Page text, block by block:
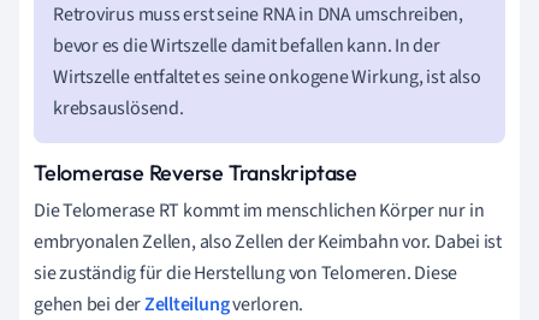
Retrovirus muss erst seine RNA in DNA umschreiben,
bevor es die Wirtszelle damit befallen kann. In der
Wirtszelle entfaltet es seine onkogene Wirkung, ist also
krebsauslösend.
Telomerase Reverse Transkriptase
Die Telomerase RT kommt im menschlichen Körper nur in
embryonalen Zellen, also Zellen der Keimbahn vor. Dabei ist
sie zuständig für die Herstellung von Telomeren. Diese
gehen bei derZellteilungverloren.